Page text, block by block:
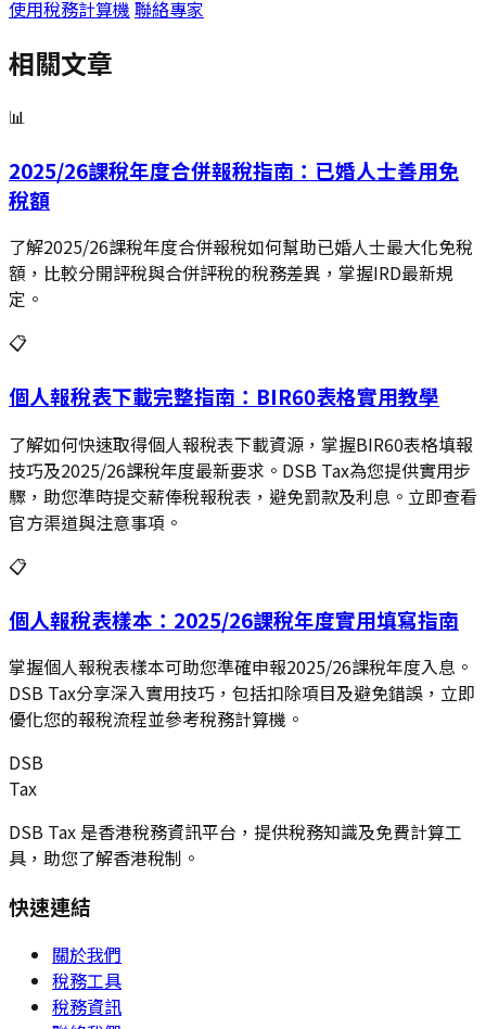
使用稅務計算機 聯絡專家
相關文章
📊
2025/26課稅年度合併報稅指南：已婚人士善用免
稅額
了解2025/26課稅年度合併報稅如何幫助已婚人士最大化免稅
額，比較分開評稅與合併評稅的稅務差異，掌握IRD最新規
定。
📋
個人報稅表下載完整指南：BIR60表格實用教學
了解如何快速取得個人報稅表下載資源，掌握BIR60表格填報
技巧及2025/26課稅年度最新要求。DSB Tax為您提供實用步
驟，助您準時提交薪俸稅報稅表，避免罰款及利息。立即查看
官方渠道與注意事項。
📋
個人報稅表樣本：2025/26課稅年度實用填寫指南
掌握個人報稅表樣本可助您準確申報2025/26課稅年度入息。
DSB Tax分享深入實用技巧，包括扣除項目及避免錯誤，立即
優化您的報稅流程並參考稅務計算機。
DSB
Tax
DSB Tax 是香港稅務資訊平台，提供稅務知識及免費計算工
具，助您了解香港稅制。
快速連結
關於我們
稅務工具
稅務資訊